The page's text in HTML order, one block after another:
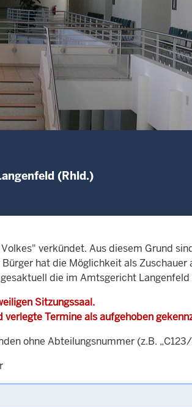
(Rhld.)
verkündet. Aus diesem Grund
hat die Möglichkeit als
die im Amtsgericht
Sitzungssaal.
Termine als aufgehoben
ohne Abteilungsnummer (z.B.